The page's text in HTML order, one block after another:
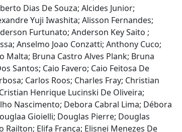
Dias De Souza; Alcides Junior;
Yuji Iwashita; Alisson Fernandes;
Furtunato; Anderson Key Saito ;
Anselmo Joao Conzatti; Anthony Cuco;
Malta; Bruna Castro Alves Plank; Bruna
Santos; Caio Favero; Caio Feitosa De
Carlos Roos; Charles Fray; Christian
Henrique Lucinski De Oliveira;
Nascimento; Debora Cabral Lima; Débora
Gioielli; Douglas Pierre; Douglas
Elifa França; Elisnei Menezes De